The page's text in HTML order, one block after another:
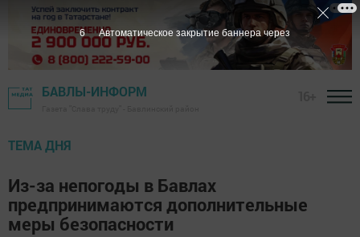
БАВЛЫ-ИНФОРМ
ТЕМА ДНЯ
Из-за непогоды в Бавлах
предпринимаются дополнительные
меры безопасности
5 Автоматическое закрытие баннера через